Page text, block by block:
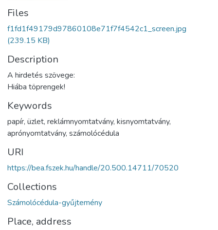
Files
f1fd1f49179d97860108e71f7f4542c1_screen.jpg
(239.15 KB)
Description
A hirdetés szövege:
Hiába töprengek!
Keywords
papír, üzlet, reklámnyomtatvány, kisnyomtatvány,
aprónyomtatvány, számolócédula
URI
https://bea.fszek.hu/handle/20.500.14711/70520
Collections
Számolócédula-gyűjtemény
Place, address